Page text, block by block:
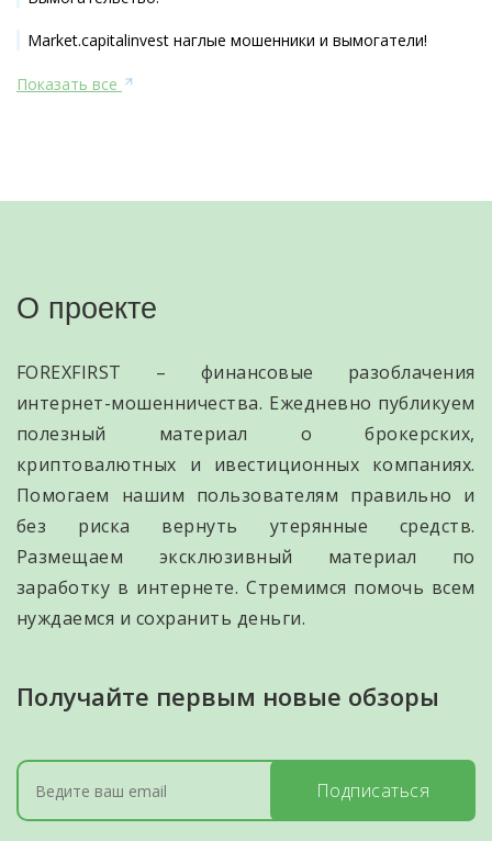
Market.capitalinvest наглые мошенники и вымогатели!
Показать все
О проекте
FOREXFIRST – финансовые разоблачения
интернет-мошенничества. Ежедневно публикуем
полезный материал о брокерских,
криптовалютных и ивестиционных компаниях.
Помогаем нашим пользователям правильно и
без риска вернуть утерянные средств.
Размещаем эксклюзивный материал по
заработку в интернете. Стремимся помочь всем
нуждаемся и сохранить деньги.
Получайте первым новые обзоры
Подписаться